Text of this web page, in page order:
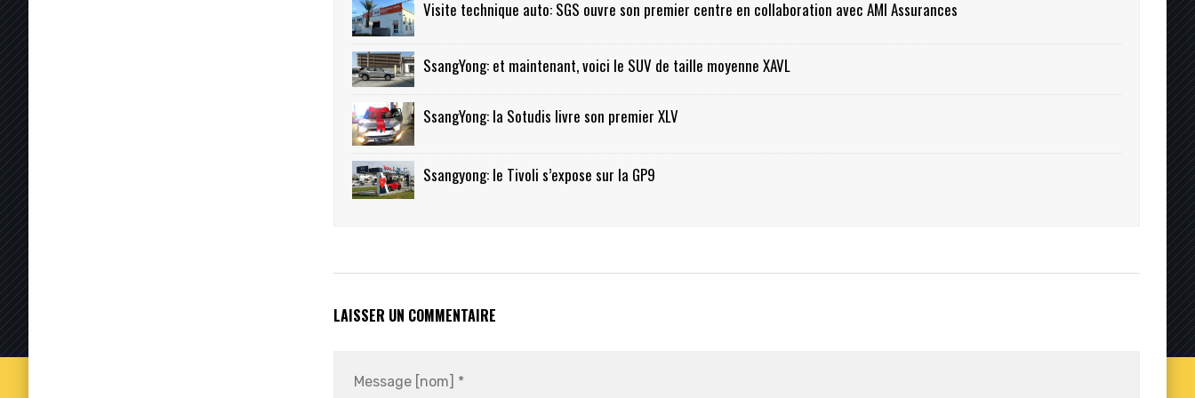
Visite technique auto: SGS ouvre son premier centre en collaboration avec AMI Assurances
SsangYong: et maintenant, voici le SUV de taille moyenne XAVL
SsangYong: la Sotudis livre son premier XLV
Ssangyong: le Tivoli s’expose sur la GP9
LAISSER UN COMMENTAIRE